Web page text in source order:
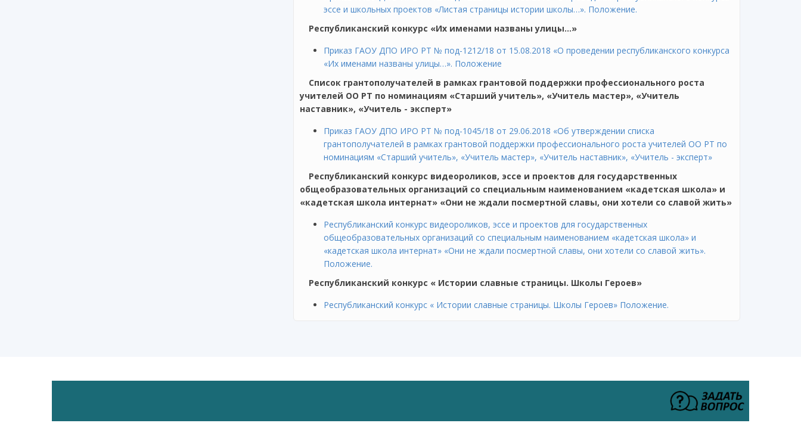
эссе и школьных проектов «Листая страницы истории школы…». Положение.
Республиканский конкурс «Их именами названы улицы…»
Приказ ГАОУ ДПО ИРО РТ № под-1212/18 от 15.08.2018 «О проведении республиканского конкурса
«Их именами названы улицы…». Положение
Список грантополучателей в рамках грантовой поддержки профессионального роста
учителей ОО РТ по номинациям «Старший учитель», «Учитель мастер», «Учитель
наставник», «Учитель - эксперт»
Приказ ГАОУ ДПО ИРО РТ № под-1045/18 от 29.06.2018 «Об утверждении списка
грантополучателей в рамках грантовой поддержки профессионального роста учителей ОО РТ по
номинациям «Старший учитель», «Учитель мастер», «Учитель наставник», «Учитель - эксперт»
Республиканский конкурс видеороликов, эссе и проектов для государственных
общеобразовательных организаций со специальным наименованием «кадетская школа» и
«кадетская школа интернат» «Они не ждали посмертной славы, они хотели со славой жить»
Республиканский конкурс видеороликов, эссе и проектов для государственных
общеобразовательных организаций со специальным наименованием «кадетская школа» и
«кадетская школа интернат» «Они не ждали посмертной славы, они хотели со славой жить».
Положение.
Республиканский конкурс « Истории славные страницы. Школы Героев»
Республиканский конкурс « Истории славные страницы. Школы Героев» Положение.